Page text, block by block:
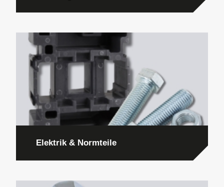
Elektrik & Normteile